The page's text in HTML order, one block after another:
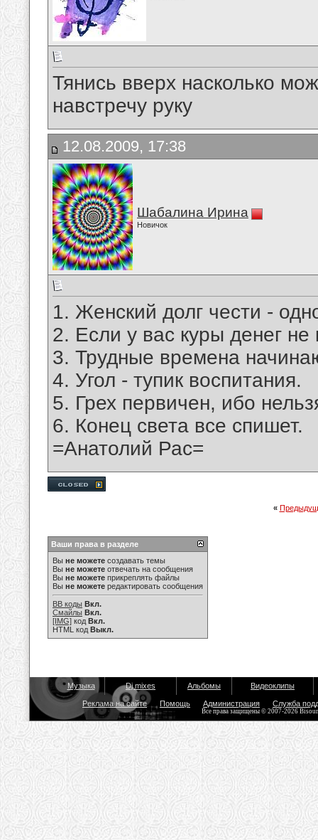
Тянись вверх насколько
навстречу руку
12.08.2009, 17:38
Шабалина Ирина
Новичок
1. Женский долг чести -
2. Если у вас куры денег
3. Трудные времена
4. Угол - тупик воспитания.
5. Грех первичен, ибо
6. Конец света все спишет.
=Анатолий Рас=
«
Ваши права в разделе
Вы не можете создавать темы
Вы не можете отвечать на сообщения
Вы не можете прикреплять файлы
Вы не можете редактировать сообщения
BB коды Вкл.
Смайлы Вкл.
[IMG] код Вкл.
HTML код Выкл.
Музыка Dj mixes Альбомы Видеоклипы
Реклама на сайте Помощь Администрация Служба
Все права защищены © 2007-2026